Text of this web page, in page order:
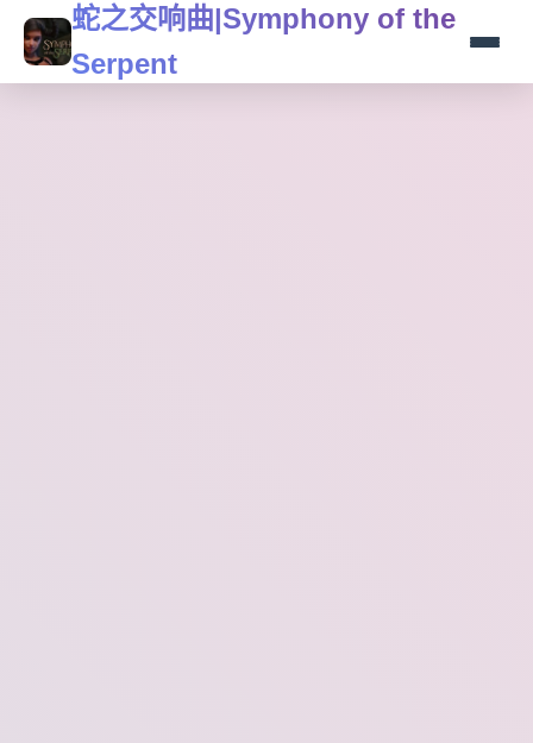
蛇之交响曲|Symphony of the
Serpent